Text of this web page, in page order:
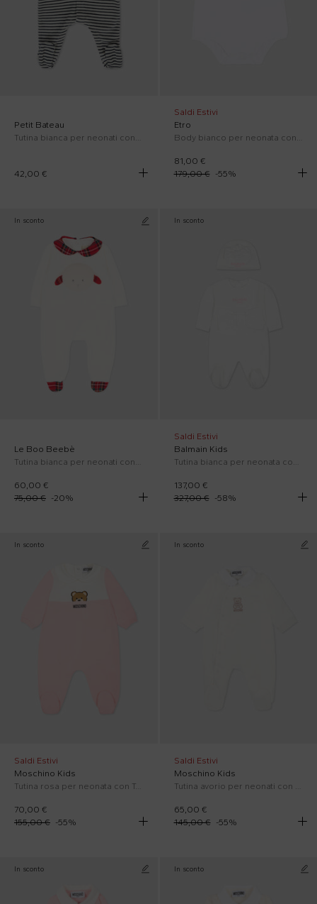
Petit Bateau
Tutina bianca per neonati con cuori rossi ricamati
42,00 €
Saldi Estivi
Etro
Body bianco per neonata con ricamo
81,00 €
179,00 €
-55%
In sconto
Le Boo Beebè
Tutina bianca per neonati con agnellino tartan
60,00 €
75,00 € -20%
In sconto
Saldi Estivi
Balmain Kids
Tutina bianca per neonata con logo
137,00 €
327,00 €
-58%
In sconto
Saldi Estivi
Moschino Kids
Tutina rosa per neonata con Teddy Bear
70,00 €
155,00 € -55%
In sconto
Saldi Estivi
Moschino Kids
65,00 €
145,00 €
-55%
In sconto In sconto